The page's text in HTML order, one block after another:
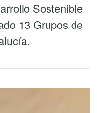
Sostenible
13 Grupos de